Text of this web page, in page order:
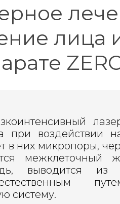
лица
при воздействии
в них микропоры,
межклеточный
выводится из
систему.